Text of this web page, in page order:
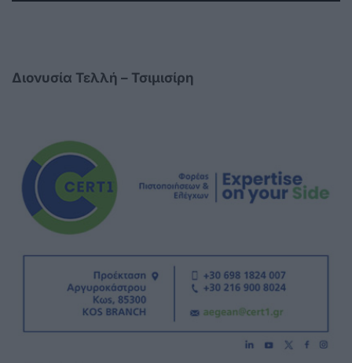
Διονυσία Τελλή – Τσιμισίρη